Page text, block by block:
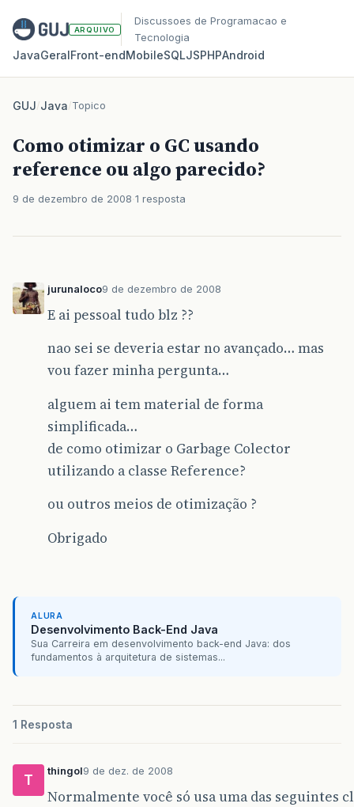
ARQUIVO
Discussoes de Programacao e
Tecnologia
JavaGeralFront‑endMobileSQLJSPHPAndroid
GUJ/Java/Topico
Como otimizar o GC usando
reference ou algo parecido?
9 de dezembro de 2008 1 resposta
jurunaloco9 de dezembro de 2008
E ai pessoal tudo blz ??
nao sei se deveria estar no avançado… mas
vou fazer minha pergunta…
alguem ai tem material de forma
simplificada…
de como otimizar o Garbage Colector
utilizando a classe Reference?
ou outros meios de otimização ?
Obrigado
ALURA
Desenvolvimento Back-End Java
Sua Carreira em desenvolvimento back-end Java: dos
fundamentos à arquitetura de sistemas...
1 Resposta
T
thingol9 de dez. de 2008
Normalmente você só usa uma das seguintes